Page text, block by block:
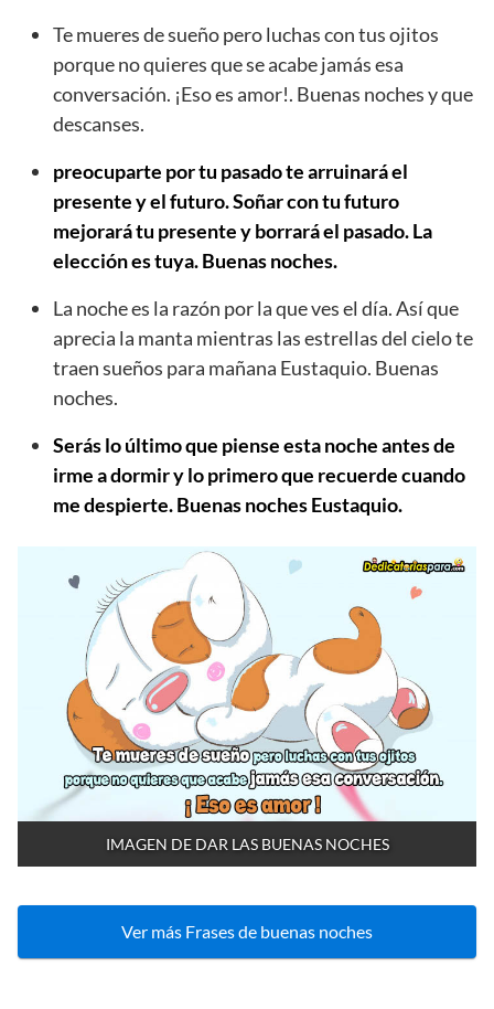
Te mueres de sueño pero luchas con tus ojitos
porque no quieres que se acabe jamás esa
conversación. ¡Eso es amor!. Buenas noches y que
descanses.
preocuparte por tu pasado te arruinará el
presente y el futuro. Soñar con tu futuro
mejorará tu presente y borrará el pasado. La
elección es tuya. Buenas noches.
La noche es la razón por la que ves el día. Así que
aprecia la manta mientras las estrellas del cielo te
traen sueños para mañana Eustaquio. Buenas
noches.
Serás lo último que piense esta noche antes de
irme a dormir y lo primero que recuerde cuando
me despierte. Buenas noches Eustaquio.
IMAGEN DE DAR LAS BUENAS NOCHES
Ver más Frases de buenas noches